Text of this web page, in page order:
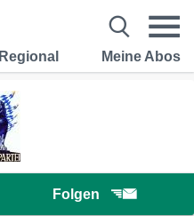
Regional Meine Abos
Folgen